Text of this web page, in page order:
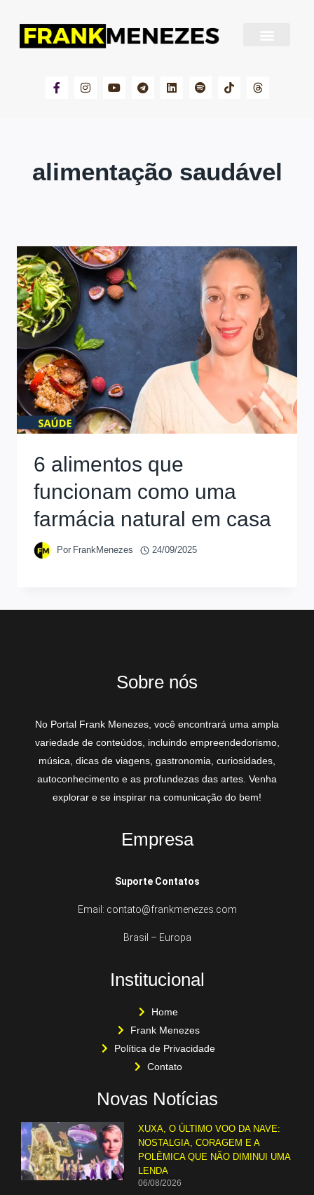
alimentação saudável
6 alimentos que
funcionam como uma
farmácia natural em casa
Por FrankMenezes 24/09/2025
Sobre nós
No Portal Frank Menezes, você encontrará uma ampla
variedade de conteúdos, incluindo empreendedorismo,
música, dicas de viagens, gastronomia, curiosidades,
autoconhecimento e as profundezas das artes. Venha
explorar e se inspirar na comunicação do bem!
Empresa
Suporte Contatos
Email: contato@frankmenezes.com
Brasil – Europa
Institucional
Home
Frank Menezes
Política de Privacidade
Contato
Novas Notícias
XUXA, O ÚLTIMO VOO DA NAVE:
NOSTALGIA, CORAGEM E A
POLÊMICA QUE NÃO DIMINUI UMA
LENDA
06/08/2026